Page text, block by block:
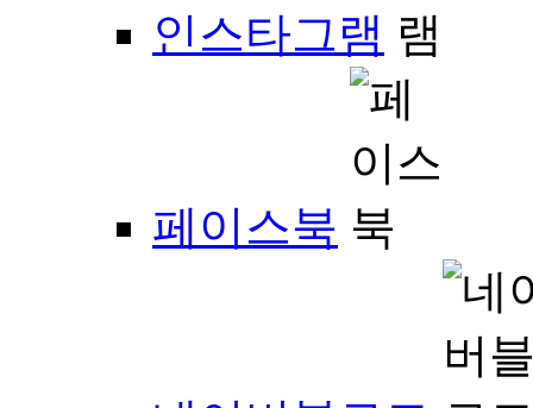
인스타그램
페이스북